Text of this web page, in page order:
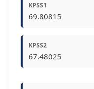
KPSS1
69.80815
KPSS2
67.48025